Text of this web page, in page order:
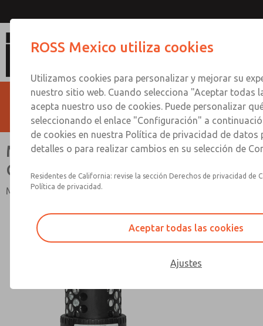
MD3, MD4 DE TAMAÑO
COMPLETO Y ALTA CAPACIDAD
MD3, MD4 DE TAMAÑO COMPLETO Y ALTA CAPACIDAD
CAPACIDAD
Contact ROSS Mexico for
ROSS Mexico utiliza cookies
Utilizamos cookies para personalizar y mejorar su
nuestro sitio web. Cuando selecciona "Aceptar todas
acepta nuestro uso de cookies. Puede personalizar
seleccionando el enlace "Configuración" a
de cookies en nuestra Política de privacidad de datos
detalles o para realizar cambios en su selección de
Residentes de California: revise la sección Derechos de privacidad de
Política de privacidad.
Aceptar todas las cookies
Ajustes